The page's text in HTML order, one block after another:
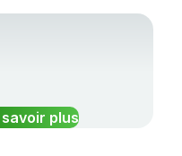
savoir plus